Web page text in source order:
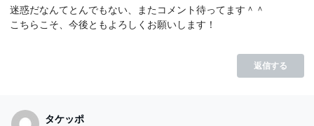
迷惑だなんてとんでもない、またコメント待ってます＾＾
こちらこそ、今後ともよろしくお願いします！
返信する
タケッポ